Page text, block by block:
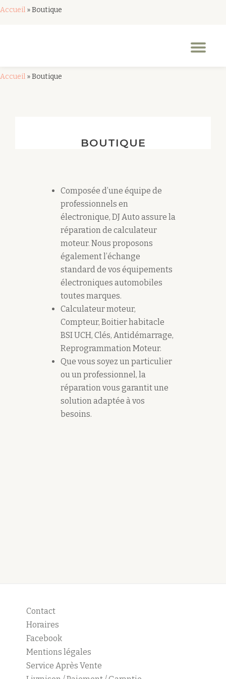
Accueil »Boutique
Accueil »Boutique
BOUTIQUE
Composée d’une équipe de
professionnels en
électronique, DJ Auto assure la
réparation de calculateur
moteur. Nous proposons
également l’échange
standard de vos équipements
électroniques automobiles
toutes marques.
Calculateur moteur,
Compteur, Boitier habitacle
BSI UCH, Clés, Antidémarrage,
Reprogrammation Moteur.
Que vous soyez un particulier
ou un professionnel, la
réparation vous garantit une
solution adaptée à vos
besoins.
Contact
Horaires
Facebook
Mentions légales
Service Après Vente